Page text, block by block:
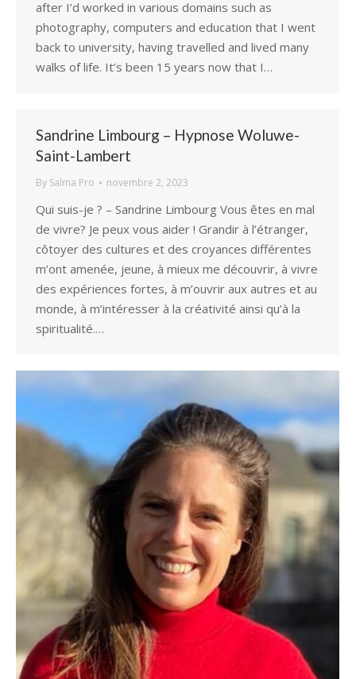
after I’d worked in various domains such as
photography, computers and education that I went
back to university, having travelled and lived many
walks of life. It’s been 15 years now that I…
Sandrine Limbourg – Hypnose Woluwe-
Saint-Lambert
By Salma Pro novembre 2, 2023
Qui suis-je ? – Sandrine Limbourg Vous êtes en mal
de vivre? Je peux vous aider ! Grandir à l’étranger,
côtoyer des cultures et des croyances différentes
m’ont amenée, jeune, à mieux me découvrir, à vivre
des expériences fortes, à m’ouvrir aux autres et au
monde, à m’intéresser à la créativité ainsi qu’à la
spiritualité.…